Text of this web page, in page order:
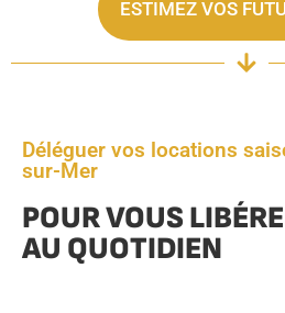
ESTIMEZ VOS
Déléguer vos locations
sur-Mer
POUR VOUS
AU QUOTIDIEN